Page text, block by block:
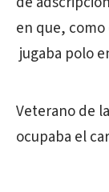
en que,
jugaba polo
Veterano de
ocupaba el